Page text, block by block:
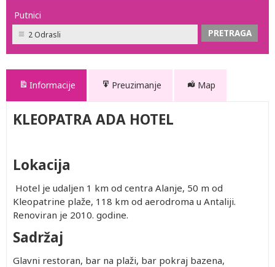
Putnici
2 Odrasli
Informacije Preuzimanje Map
KLEOPATRA ADA HOTEL
Lokacija
Hotel je udaljen 1 km od centra Alanje, 50 m od
Kleopatrine plaže, 118 km od aerodroma u Antaliji.
Renoviran je 2010. godine.
Sadržaj
Glavni restoran, bar na plaži, bar pokraj bazena,